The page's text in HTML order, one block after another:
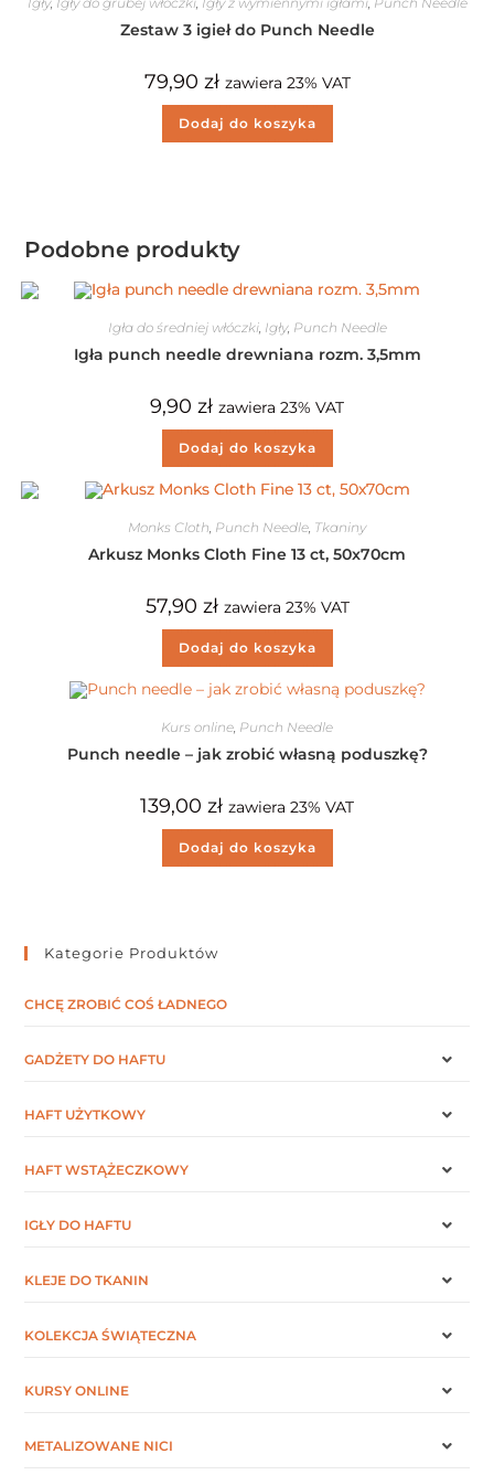
Zestaw 3 igieł do Punch Needle
79,90 zł zawiera 23% VAT
Dodaj do koszyka
Podobne produkty
Igła do średniej włóczki, Igły, Punch Needle
Igła punch needle drewniana rozm. 3,5mm
9,90 zł zawiera 23% VAT
Dodaj do koszyka
Monks Cloth Punch Needle Tkaniny
Arkusz Monks Cloth Fine 13 ct, 50x70cm
57,90 zł zawiera 23% VAT
Dodaj do koszyka
Kurs online Punch Needle
Punch needle – jak zrobić własną poduszkę?
139,00 zł zawiera 23% VAT
Dodaj do koszyka
Kategorie Produktów
CHCĘ ZROBIĆ COŚ ŁADNEGO
GADŻETY DO HAFTU
HAFT UŻYTKOWY
HAFT WSTĄŻECZKOWY
IGŁY DO HAFTU
KLEJE DO TKANIN
KOLEKCJA ŚWIĄTECZNA
KURSY ONLINE
METALIZOWANE NICI